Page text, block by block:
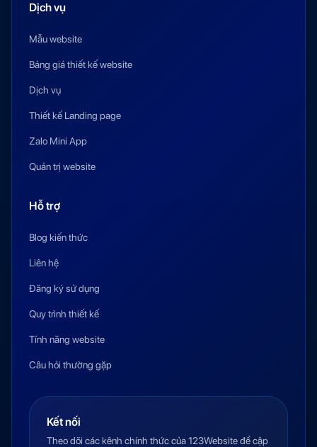
Dịch vụ
Mẫu website
Bảng giá thiết kế website
Dịch vụ
Thiết kế Landing page
Zalo Mini App
Quản trị website
Hỗ trợ
Blog kiến thức
Liên hệ
Đăng ký sử dụng
Quy trình thiết kế
Tính năng website
Câu hỏi thường gặp
Kết nối
Theo dõi các kênh chính thức của 123Website để cập